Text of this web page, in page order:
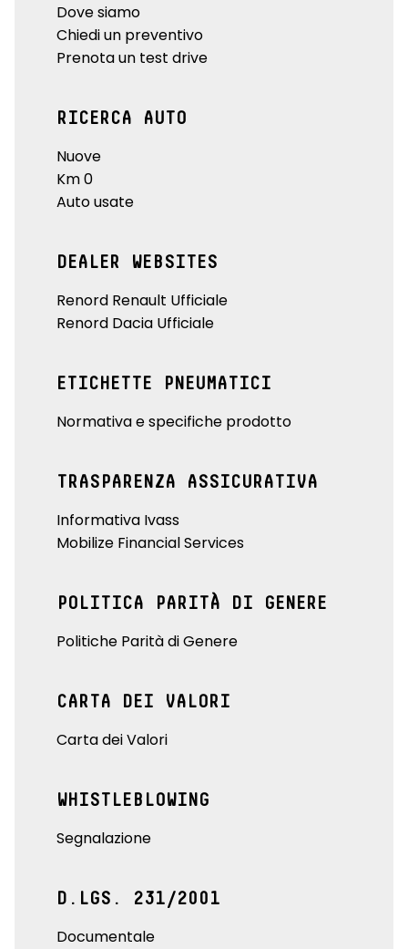
Dove siamo
Chiedi un preventivo
Prenota un test drive
RICERCA AUTO
Nuove
Km 0
Auto usate
DEALER WEBSITES
Renord Renault Ufficiale
Renord Dacia Ufficiale
ETICHETTE PNEUMATICI
Normativa e specifiche prodotto
TRASPARENZA ASSICURATIVA
Informativa Ivass
Mobilize Financial Services
POLITICA PARITÀ DI GENERE
Politiche Parità di Genere
CARTA DEI VALORI
Carta dei Valori
WHISTLEBLOWING
Segnalazione
D.LGS. 231/2001
Documentale